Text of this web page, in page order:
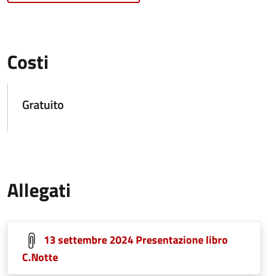
Costi
Gratuito
Allegati
13 settembre 2024 Presentazione libro
C.Notte